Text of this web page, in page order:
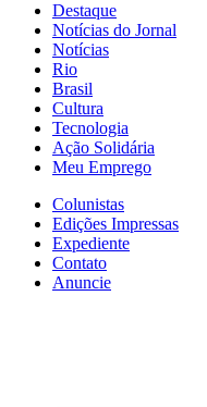
Destaque
Notícias do Jornal
Notícias
Rio
Brasil
Cultura
Tecnologia
Ação Solidária
Meu Emprego
Colunistas
Edições Impressas
Expediente
Contato
Anuncie